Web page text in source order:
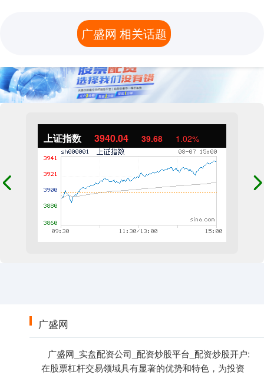
上证指数 3940.04 39.68 1.02%
广盛网
广盛网_实盘配资公司_配资炒股平台_配资炒股开户:
在股票杠杆交易领域具有显著的优势和特色，为投资
广盛网 相关话题